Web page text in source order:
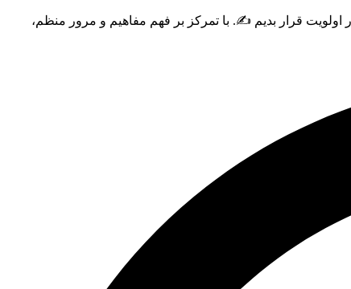
قرار بدیم ✍️. با تمرکز بر فهم مفاهیم و مرور منظم،